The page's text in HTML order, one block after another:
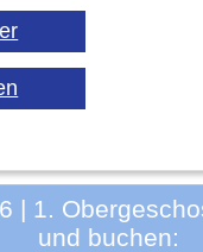
| 1.
und buchen: